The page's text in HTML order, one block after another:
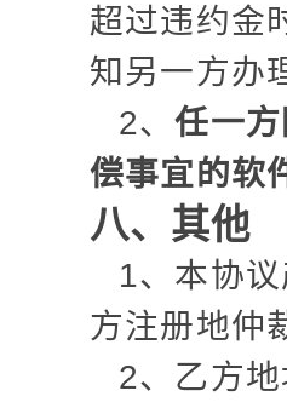
超过违约金
知另一方办
2、任一
偿事宜的软
八、其他
1、本协
方注册地仲
2、乙方